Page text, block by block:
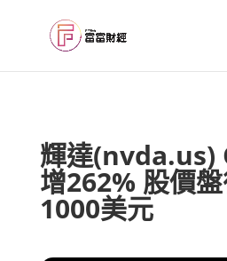
輝達(nvda.us)
增262% 股價
1000美元